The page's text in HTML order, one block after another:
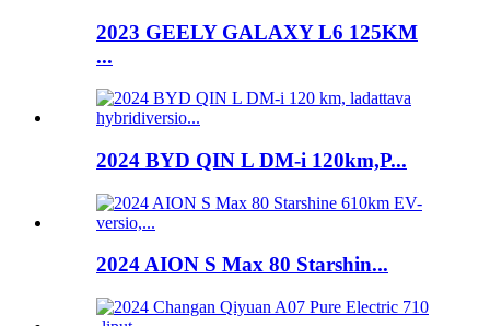
2023 GEELY GALAXY L6 125KM
...
2024 BYD QIN L DM-i 120km,P...
2024 AION S Max 80 Starshin...